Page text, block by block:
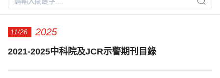
11/26 2025
2021-2025中科院及JCR示警期刊目錄